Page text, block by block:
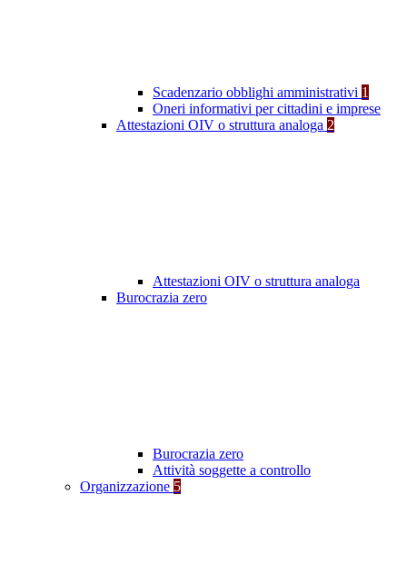
Scadenzario obblighi amministrativi 1
Oneri informativi per cittadini e imprese
Attestazioni OIV o struttura analoga 2
Attestazioni OIV o struttura analoga
Burocrazia zero
Burocrazia zero
Attività soggette a controllo
Organizzazione 5